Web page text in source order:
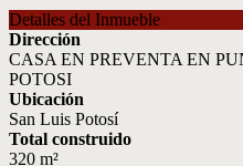
Detalles del Inmueble
Dirección
CASA EN PREVENTA EN
POTOSI
Ubicación
San Luis Potosí
Total construido
320 m²